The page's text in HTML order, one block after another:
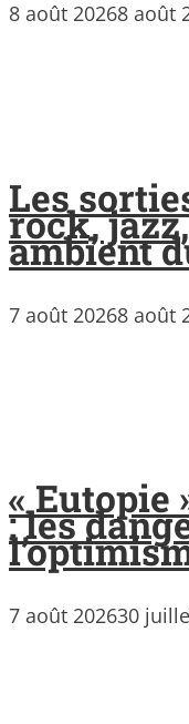
8 août 20268 août
Les
rock,
ambient
7 août 20268 août
« Eutopie
: les
7 août 202630